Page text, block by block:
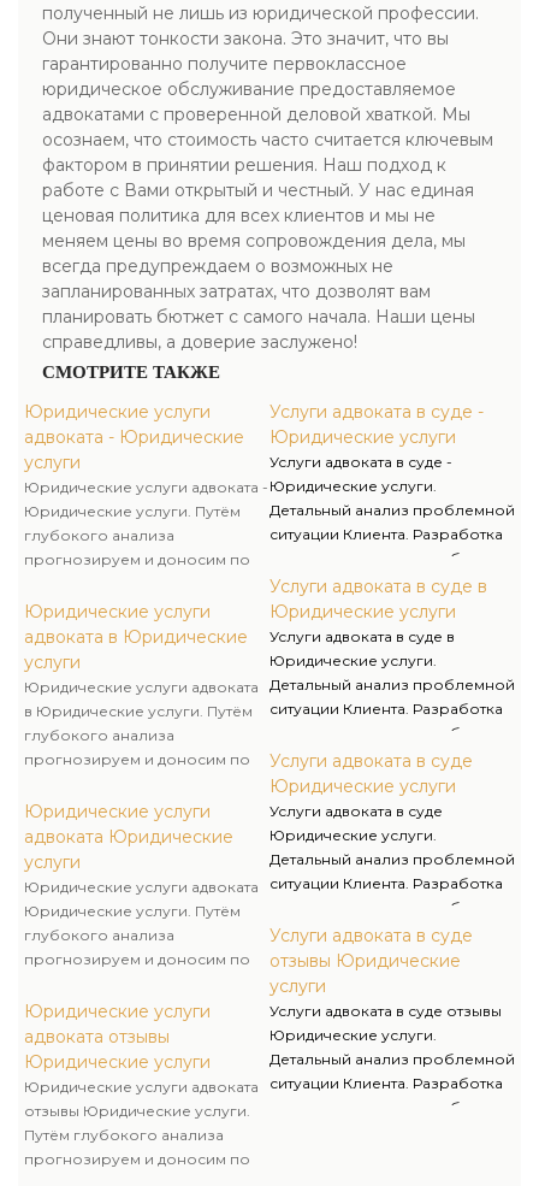
полученный не лишь из юридической профессии.
Они знают тонкости закона. Это значит, что вы
гарантированно получите первоклассное
юридическое обслуживание предоставляемое
адвокатами с проверенной деловой хваткой. Мы
осознаем, что стоимость часто считается ключевым
фактором в принятии решения. Наш подход к
работе с Вами открытый и честный. У нас единая
ценовая политика для всех клиентов и мы не
меняем цены во время сопровождения дела, мы
всегда предупреждаем о возможных не
запланированных затратах, что дозволят вам
планировать бютжет с самого начала. Наши цены
справедливы, а доверие заслужено!
СМОТРИТЕ ТАКЖЕ
Юридические услуги
адвоката - Юридические
услуги
Юридические услуги адвоката -
Юридические услуги. Путём
глубокого анализа
прогнозируем и доносим по
возможные варианты развития
дела. Свою работу мы строим
таковым образом чтоб
исключить какие-либо
«сюрпризы» для Клиента.
Юридические услуги
адвоката в Юридические
услуги
Юридические услуги адвоката
в Юридические услуги. Путём
глубокого анализа
прогнозируем и доносим по
возможные варианты развития
дела. Свою работу мы строим
таковым образом чтоб
исключить какие-либо
«сюрпризы» для Клиента.
Юридические услуги
адвоката Юридические
услуги
Юридические услуги адвоката
Юридические услуги. Путём
глубокого анализа
прогнозируем и доносим по
возможные варианты развития
дела. Свою работу мы строим
таковым образом чтоб
исключить какие-либо
«сюрпризы» для Клиента.
Юридические услуги
адвоката отзывы
Юридические услуги
Юридические услуги адвоката
отзывы Юридические услуги.
Путём глубокого анализа
прогнозируем и доносим по
Услуги адвоката в суде -
Юридические услуги
Услуги адвоката в суде -
Юридические услуги.
Детальный анализ проблемной
ситуации Клиента. Разработка
документов для досудебного
урегулирования споров
(претензии, требования об
уплате задолженности и т.д.).
Услуги адвоката в суде в
Юридические услуги
Услуги адвоката в суде в
Юридические услуги.
Детальный анализ проблемной
ситуации Клиента. Разработка
документов для досудебного
урегулирования споров
(претензии, требования об
уплате задолженности и т.д.).
Услуги адвоката в суде
Юридические услуги
Услуги адвоката в суде
Юридические услуги.
Детальный анализ проблемной
ситуации Клиента. Разработка
документов для досудебного
урегулирования споров
(претензии, требования об
уплате задолженности и т.д.).
Услуги адвоката в суде
отзывы Юридические
услуги
Услуги адвоката в суде отзывы
Юридические услуги.
Детальный анализ проблемной
ситуации Клиента. Разработка
документов для досудебного